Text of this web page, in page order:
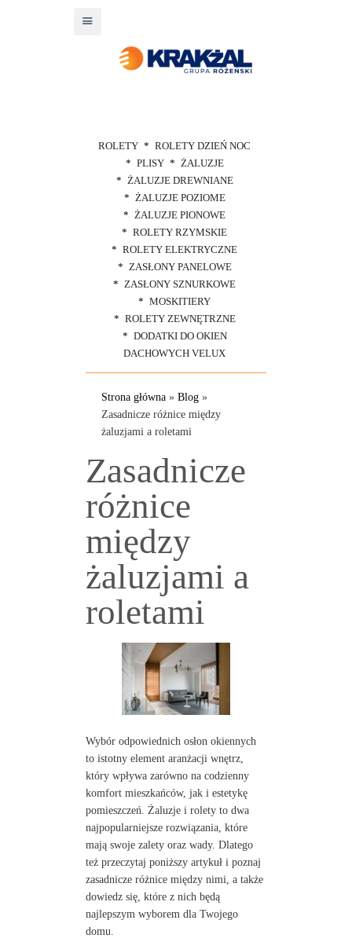
ROLETY
ROLETY DZIEŃ NOC
PLISY
ŻALUZJE
ŻALUZJE DREWNIANE
ŻALUZJE POZIOME
ŻALUZJE PIONOWE
ROLETY RZYMSKIE
ROLETY ELEKTRYCZNE
ZASŁONY PANELOWE
ZASŁONY SZNURKOWE
MOSKITIERY
ROLETY ZEWNĘTRZNE
DODATKI DO OKIEN
DACHOWYCH VELUX
Strona główna » Blog »
Zasadnicze różnice między
żaluzjami a roletami
Zasadnicze
różnice
między
żaluzjami a
roletami
Wybór odpowiednich osłon okiennych
to istotny element aranżacji wnętrz,
który wpływa zarówno na codzienny
komfort mieszkańców, jak i estetykę
pomieszczeń. Żaluzje i rolety to dwa
najpopularniejsze rozwiązania, które
mają swoje zalety oraz wady. Dlatego
też przeczytaj poniższy artykuł i poznaj
zasadnicze różnice między nimi, a także
dowiedz się, które z nich będą
najlepszym wyborem dla Twojego
domu.